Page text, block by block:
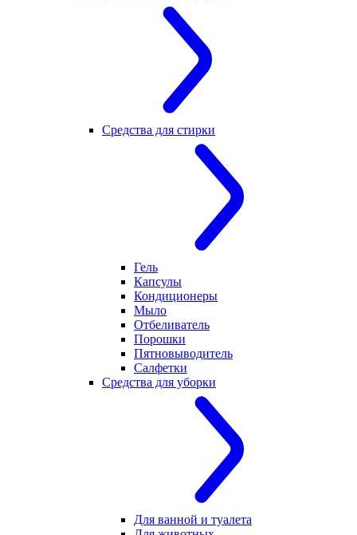
Средства для стирки
Гель
Капсулы
Кондиционеры
Мыло
Отбеливатель
Порошки
Пятновыводитель
Салфетки
Средства для уборки
Для ванной и туалета